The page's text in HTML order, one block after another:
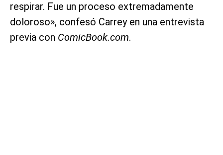
respirar. Fue un proceso extremadamente
doloroso», confesó Carrey en una entrevista
previa con ComicBook.com.